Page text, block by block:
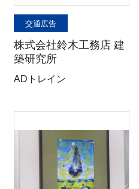
交通広告
株式会社鈴木工務店 建
築研究所
ADトレイン